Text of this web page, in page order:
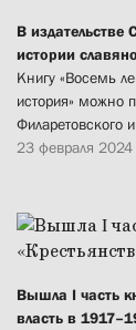
В
истории
Книгу «Восемь
история» можно
Филаретовского
23 февраля 2024
Вышла I часть
власть в